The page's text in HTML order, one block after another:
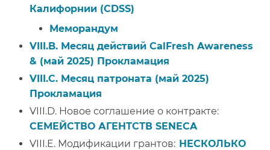
Калифорнии (CDSS)​​
Меморандум​​
VIII.B. Месяц действий CalFresh Awareness
& (май 2025) Прокламация​​
VIII.C. Месяц патроната (май 2025)
Прокламация​​
VIII.D. Новое соглашение о контракте:
СЕМЕЙСТВО АГЕНТСТВ SENECA
VIII.E. Модификации грантов:​​ НЕСКОЛЬКО